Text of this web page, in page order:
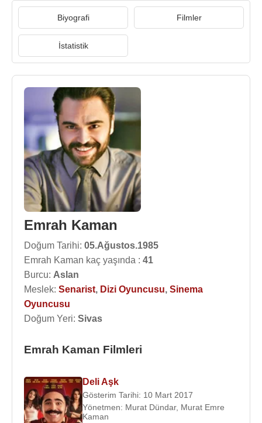
Biyografi Filmler
İstatistik
Emrah Kaman
Doğum Tarihi: 05.Ağustos.1985
Emrah Kaman kaç yaşında : 41
Burcu: Aslan
Meslek: Senarist, Dizi Oyuncusu, Sinema
Oyuncusu
Doğum Yeri: Sivas
Emrah Kaman Filmleri
Deli Aşk
Gösterim Tarihi: 10 Mart 2017
Yönetmen: Murat Dündar, Murat Emre
Kaman